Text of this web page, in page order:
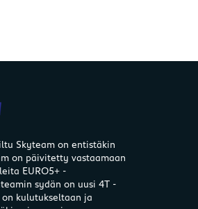
Skyteam on entistäkin
on päivitetty vastaamaan
EURO5+ -
sydän on uusi 4T -
kulutukseltaan ja